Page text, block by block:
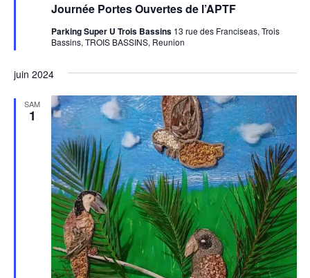
Journée Portes Ouvertes de l’APTF
avant
Parking Super U Trois Bassins 13 rue des Franciseas, Trois
Bassins, TROIS BASSINS, Reunion
juin 2024
SAM
1